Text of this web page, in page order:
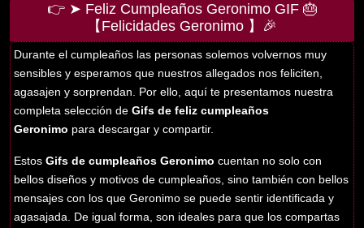
👉 ➤ Feliz Cumpleaños Geronimo GIF 🎂
【Felicidades Geronimo 】🎉
Durante el cumpleaños las personas solemos volvernos muy
sensibles y esperamos que nuestros allegados nos feliciten,
agasajen y sorprendan. Por ello, aquí te presentamos nuestra
completa selección de Gifs de feliz cumpleaños
Geronimo para descargar y compartir.
Estos Gifs de cumpleaños Geronimo cuentan no solo con
bellos diseños y motivos de cumpleaños, sino también con bellos
mensajes con los que Geronimo se puede sentir identificada y
agasajada. De igual forma, son ideales para que los compartas